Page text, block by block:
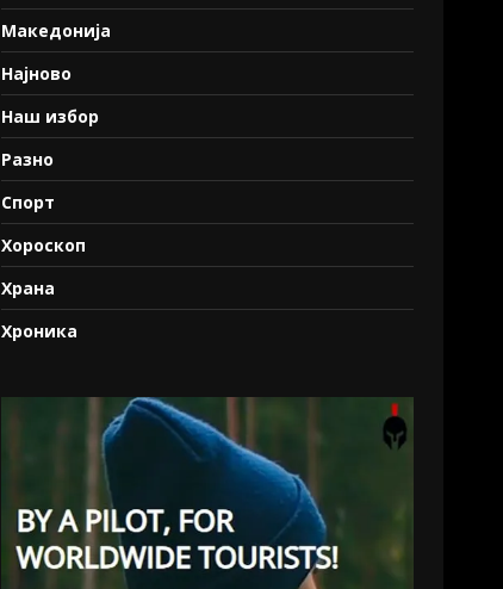
Македонија
Најново
Наш избор
Разно
Спорт
Хороскоп
Храна
Хроника